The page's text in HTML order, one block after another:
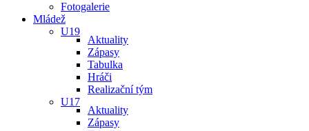
Fotogalerie
Mládež
U19
Aktuality
Zápasy
Tabulka
Hráči
Realizační tým
U17
Aktuality
Zápasy